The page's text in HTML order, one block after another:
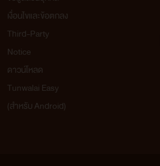
เงื่อนไขและข้อตกลง
Third-Party
Notice
ดาวน์โหลด
Tunwalai Easy
(สำหรับ Android)